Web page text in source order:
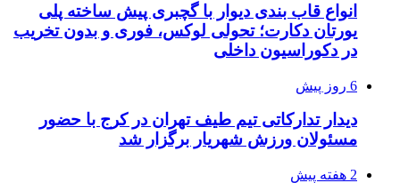
انواع قاب بندی دیوار با گچبری پیش ساخته پلی
یورتان دکارت؛ تحولی لوکس، فوری و بدون تخریب
در دکوراسیون داخلی
6 روز پیش
دیدار تدارکاتی تیم طیف تهران در کرج با حضور
مسئولان ورزش شهریار برگزار شد
2 هفته پیش